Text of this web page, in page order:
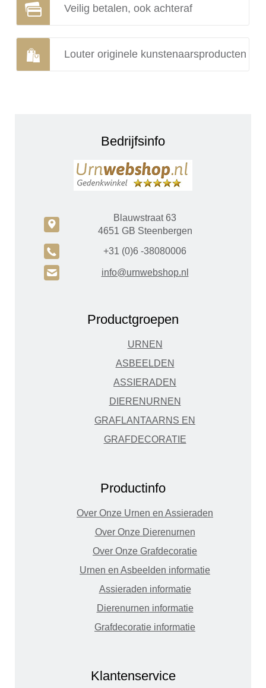
Veilig betalen, ook achteraf
Louter originele kunstenaarsproducten
Bedrijfsinfo
c
Blauwstraat 63
4651 GB Steenbergen
A +31 (0)6 -38080006
H info@urnwebshop.nl
Productgroepen
URNEN
ASBEELDEN
ASSIERADEN
DIERENURNEN
GRAFLANTAARNS EN
GRAFDECORATIE
Productinfo
Over Onze Urnen en Assieraden
Over Onze Dierenurnen
Over Onze Grafdecoratie
Urnen en Asbeelden informatie
Assieraden informatie
Dierenurnen informatie
Grafdecoratie informatie
Klantenservice